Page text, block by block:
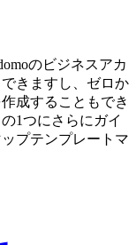
のビジネスアカ
きますし、ゼロか
成することもでき
1つにさらにガイ
プテンプレートマ